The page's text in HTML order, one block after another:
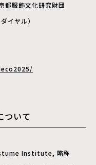
都服飾文化研究財団
イヤル）
ついて
Institute, 略称